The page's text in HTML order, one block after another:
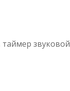
звуковой